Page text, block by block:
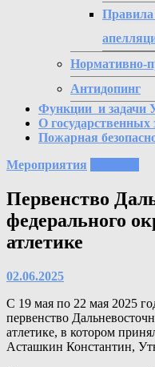
Правила
Нормативно-
Антидопинг
Функции и задачи
О
Пожарная
Мероприятия
Первенство
федерального
атлетике
02.06.2025
С 19 мая по 22 мая 2025
первенство
атлетике, в котором
Асташкин Константин,